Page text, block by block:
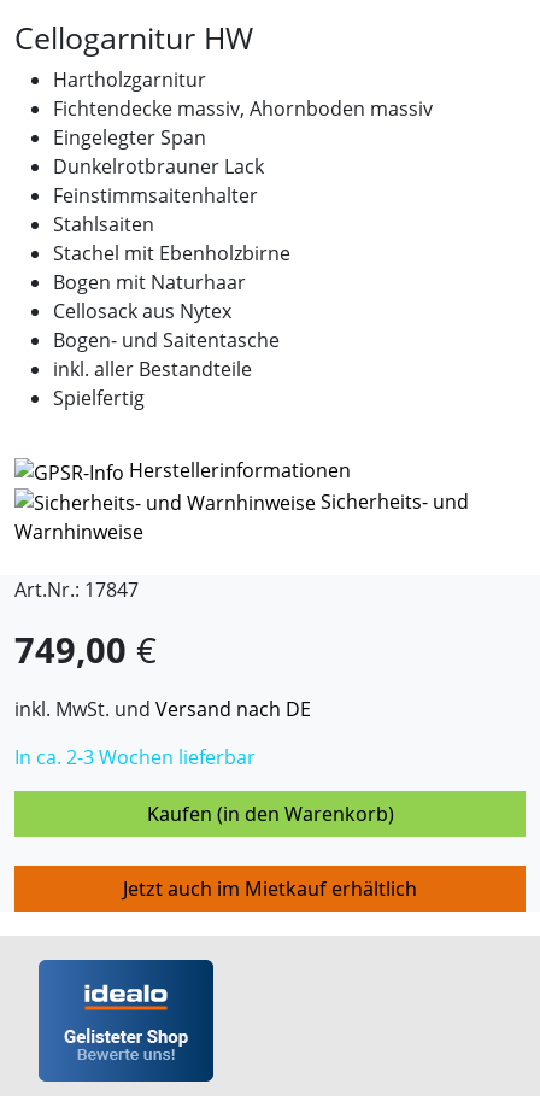
Cellogarnitur HW
Hartholzgarnitur
Fichtendecke massiv, Ahornboden massiv
Eingelegter Span
Dunkelrotbrauner Lack
Feinstimmsaitenhalter
Stahlsaiten
Stachel mit Ebenholzbirne
Bogen mit Naturhaar
Cellosack aus Nytex
Bogen- und Saitentasche
inkl. aller Bestandteile
Spielfertig
Herstellerinformationen
Sicherheits- und
Warnhinweise
Art.Nr.: 17847
749,00 €
inkl. MwSt. und Versand nach DE
In ca. 2-3 Wochen lieferbar
Kaufen (in den Warenkorb)
Jetzt auch im Mietkauf erhältlich